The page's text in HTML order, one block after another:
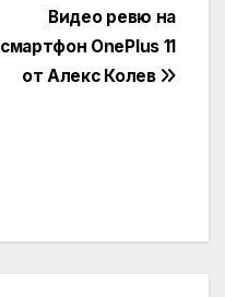
Видео ревю на
смартфон OnePlus 11
от Алекс Колев